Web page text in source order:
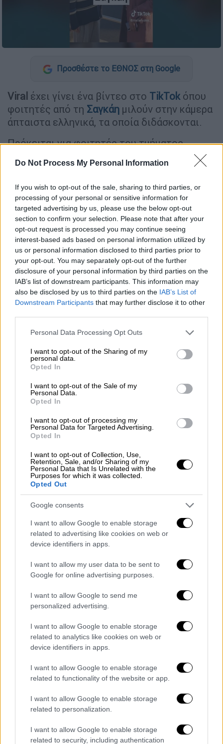
Do Not Process My Personal Information
If you wish to opt-out of the sale, sharing to third parties, or
processing of your personal or sensitive information for
targeted advertising by us, please use the below opt-out
section to confirm your selection. Please note that after your
opt-out request is processed you may continue seeing
interest-based ads based on personal information utilized by
us or personal information disclosed to third parties prior to
your opt-out. You may separately opt-out of the further
disclosure of your personal information by third parties on the
IAB’s list of downstream participants. This information may
also be disclosed by us to third parties on the IAB’s List of
Downstream Participants that may further disclose it to other
Please note that this website/app uses one or more Google
not limited to your visit or usage behaviour. You may click to
grant or deny consent to Google and its third-party tags to
use your data for below specified purposes in below Google
consent section.
Personal Data Processing Opt Outs
I want to opt-out of the Sharing of my
personal data.
Opted In
I want to opt-out of the Sale of my
Personal Data.
Opted In
I want to opt-out of processing my
Personal Data for Targeted Advertising.
Opted In
I want to opt-out of Collection, Use,
Retention, Sale, and/or Sharing of my
Personal Data that Is Unrelated with the
Purposes for which it was collected.
Opted Out
Google consents
I want to allow Google to enable storage
related to advertising like cookies on web or
device identifiers in apps.
I want to allow my user data to be sent to
Google for online advertising purposes.
I want to allow Google to send me
personalized advertising.
I want to allow Google to enable storage
related to analytics like cookies on web or
device identifiers in apps.
I want to allow Google to enable storage
related to functionality of the website or app.
I want to allow Google to enable storage
related to personalization.
I want to allow Google to enable storage
related to security, including authentication
Προσθέστε το ΕΘΝΟΣ στη Google
Viral έχει γίνει ένα βίντεο στο TikTok όπου
φοιτητές από τη Σαγκάη μιλούν στην κάμερα
άπταιστα ελληνικά, τα οποία διδάσκονται.
Πρόκειται για φοιτητές του τμήματος
Πανεπιστήμιο
Διεθνών Σπουδών της Σανγκάης.
Οι νέοι μιλούν στην κάμερα μιας TikToker,
τηςMarianna Leeκαι συστήνονται με τα
ελληνικά τους ονόματα.
Πρόκειται για τους:Αστερία, Φανή,
Οδυσσέας, Ήβη, Aνθούλα, Ιάσωνα και
Ζήνωνα.
Στο βίντεο λένε πως θαυμάζουν τους
Έλληνες φιλοσόφους, την ελληνική
μυθολογία, την κουλτούρα και την
ανέφερε με τη σειρά της ότι το Τμήμα
Νεοελληνικών Σπουδών του Πανεπιστημίου
Διεθνών Σπουδών της Σαγκάης ιδρύθηκε το
, αριθμώντας πλέον περί τους 20-30
φοιτητές.
Μάλιστα, ήταν τοπρώτο Τμήμα
Νεοελληνικών Σπουδών
για ένα πολύ μεγάλο χρονικό διάστημα το
μοναδικό.
Στο Τμήμα διδάσκουν
καθηγήτριες, καθώς και μία Ελληνίδα, η
Ράνια Καταβούτα, η οποία ανέφερε ότι
εργάζεται εκεί τα τελευταία και 9 χρόνια.
Εκτός από νεοελληνική γλώσσα διδάσκει
ενώ βοηθά τους νέους να γνωρίσουν
καλύτερα τον ελληνικό πολιτισμό.
Το βίντεο που έχει «σπάσει» τις προβολές
στο TikTok
μπορείτε να το δείτε εδώ
ΟΛΕΣ ΟΙ ΕΙΔΗΣΕΙΣ
Τσίπρα: Ποιους ήθελε να προστατέψει
με τις αλλαγές που έκανε στον Ποινικό
Κώδικα για τις παρακολουθήσεις;
Αναζητούν συνεργό της γυναίκας που
Κωνσταντινούπολη - Σήμα και στις